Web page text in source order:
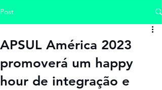
Post
APSUL América 2023
promoverá um happy
hour de integração e